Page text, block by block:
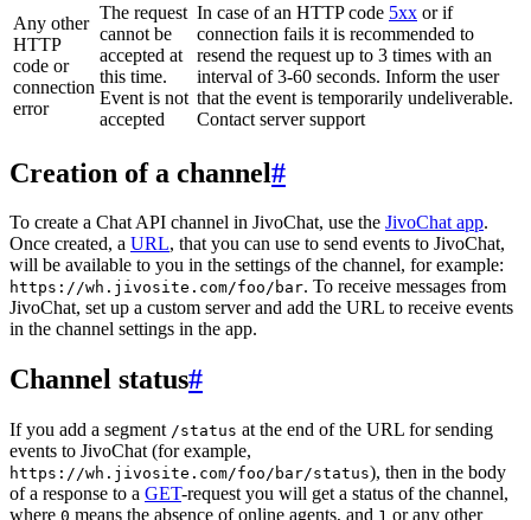
Any other
HTTP
code or
connection
error
The request
cannot be
accepted at
this time.
Event is not
accepted
In case of an HTTP code 5xx or if
connection fails it is recommended to
resend the request up to 3 times with an
interval of 3-60 seconds. Inform the user
that the event is temporarily undeliverable.
Contact server support
Creation of a channel#
To create a Chat API channel in JivoChat, use the JivoChat app.
Once created, a URL, that you can use to send events to JivoChat,
will be available to you in the settings of the channel, for example:
https://wh.jivosite.com/foo/bar. To receive messages from
JivoChat, set up a custom server and add the URL to receive events
in the channel settings in the app.
Channel status#
If you add a segment /status at the end of the URL for sending
events to JivoChat (for example,
https://wh.jivosite.com/foo/bar/status), then in the body
of a response to a GET-request you will get a status of the channel,
where 0 means the absence of online agents, and 1 or any other